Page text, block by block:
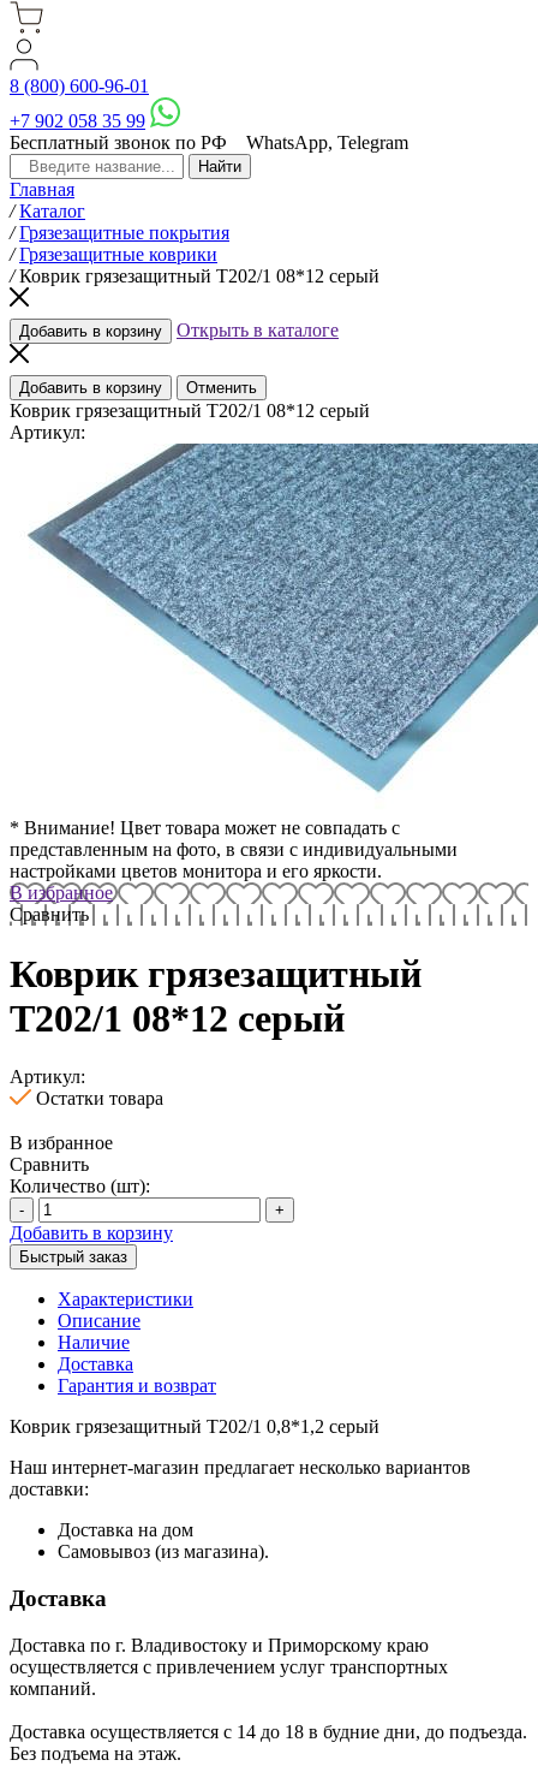
8 (800) 600-96-01
+7 902 058 35 99
Бесплатный звонок по РФ
WhatsApp, Telegram
Главная
/ Каталог
/ Грязезащитные покрытия
/ Грязезащитные коврики
/ Коврик грязезащитный T202/1 08*12 серый
Добавить в корзину Открыть в каталоге
Добавить в корзину Отменить
Коврик грязезащитный T202/1 08*12 серый
Артикул:
* Внимание! Цвет товара может не совпадать с
представленным на фото, в связи с индивидуальными
настройками цветов монитора и его яркости.
В избранное
Сравнить
Коврик грязезащитный
T202/1 08*12 серый
Артикул:
Остатки товара
В избранное
Сравнить
Количество (шт):
- +
Добавить в корзину
Быстрый заказ
Характеристики
Описание
Наличие
Доставка
Гарантия и возврат
Коврик грязезащитный T202/1 0,8*1,2 серый
Наш интернет-магазин предлагает несколько вариантов
доставки:
Доставка на дом
Самовывоз (из магазина).
Доставка
Доставка по г. Владивостоку и Приморскому краю
осуществляется с привлечением услуг транспортных
компаний.
Доставка осуществляется с 14 до 18 в будние дни, до подъезда.
Без подъема на этаж.